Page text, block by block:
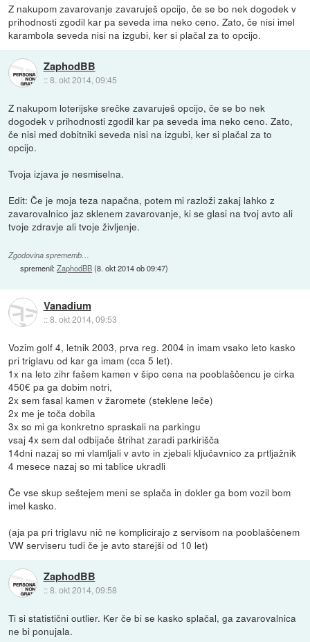
Z nakupom zavarovanje zavaruješ opcijo, če se bo nek dogodek v
prihodnosti zgodil kar pa seveda ima neko ceno. Zato, če nisi imel
karambola seveda nisi na izgubi, ker si plačal za to opcijo.
ZaphodBB
::8. okt 2014, 09:45
Z nakupom loterijske srečke zavaruješ opcijo, če se bo nek
dogodek v prihodnosti zgodil kar pa seveda ima neko ceno. Zato,
če nisi med dobitniki seveda nisi na izgubi, ker si plačal za to
opcijo.
Tvoja izjava je nesmiselna.
Edit: Če je moja teza napačna, potem mi razloži zakaj lahko z
zavarovalnico jaz sklenem zavarovanje, ki se glasi na tvoj avto ali
tvoje zdravje ali tvoje življenje.
Zgodovina sprememb…
spremenil:ZaphodBB(8. okt 2014 ob 09:47)
Vanadium
::8. okt 2014, 09:53
Vozim golf 4, letnik 2003, prva reg. 2004 in imam vsako leto kasko
pri triglavu od kar ga imam (cca 5 let).
1x na leto zihr fašem kamen v šipo cena na pooblaščencu je cirka
450€ pa ga dobim notri,
2x sem fasal kamen v žaromete (steklene leče)
2x me je toča dobila
3x so mi ga konkretno spraskali na parkingu
vsaj 4x sem dal odbijače štrihat zaradi parkirišča
14dni nazaj so mi vlamljali v avto in zjebali ključavnico za prtljažnik
4 mesece nazaj so mi tablice ukradli
Če vse skup seštejem meni se splača in dokler ga bom vozil bom
imel kasko.
(aja pa pri triglavu nič ne komplicirajo z servisom na pooblaščenem
VW serviseru tudi če je avto starejši od 10 let)
ZaphodBB
::8. okt 2014, 09:58
Ti si statistični outlier. Ker če bi se kasko splačal, ga zavarovalnica
ne bi ponujala.